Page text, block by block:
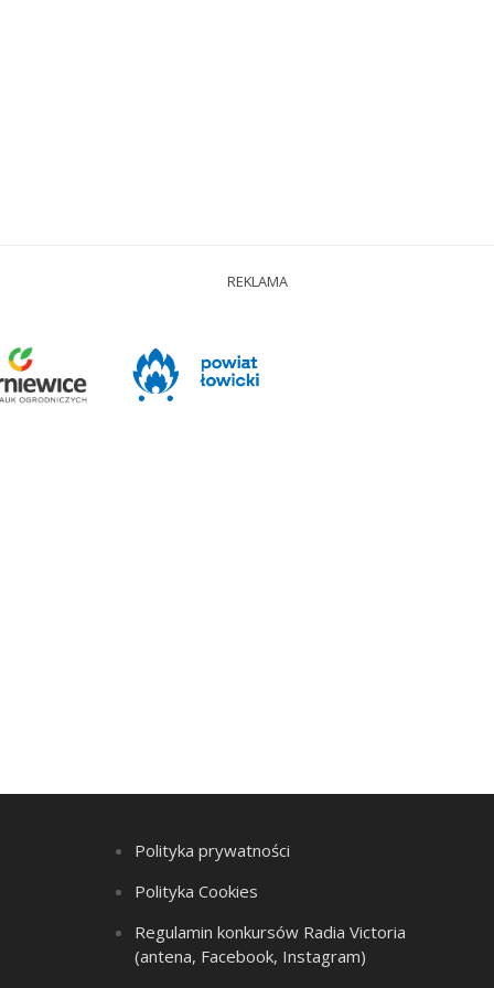
REKLAMA
Polityka prywatności
Polityka Cookies
Regulamin konkursów Radia Victoria
(antena, Facebook, Instagram)